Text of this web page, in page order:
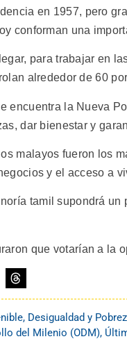
en 1957, pero
conforman una
para trabajar en
alrededor de 60
encuentra la Nueva
dar bienestar y
malayos fueron los
y el acceso a
tamil supondrá
que votarían a la
, Desigualdad y
del Milenio (ODM),